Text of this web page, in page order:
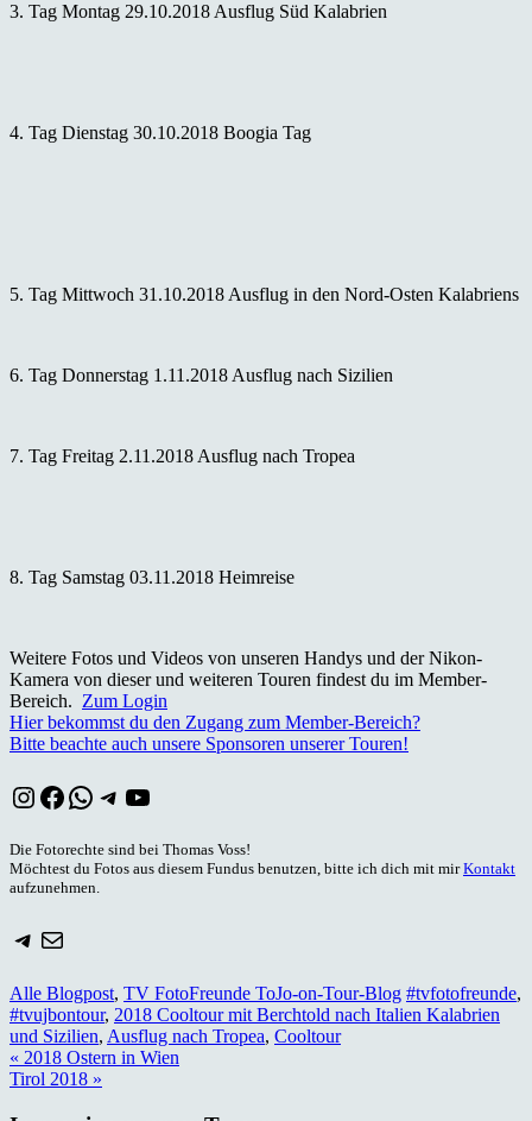
3. Tag Montag 29.10.2018 Ausflug Süd Kalabrien
4. Tag Dienstag 30.10.2018 Boogia Tag
5. Tag Mittwoch 31.10.2018 Ausflug in den Nord-Osten Kalabriens
6. Tag Donnerstag 1.11.2018 Ausflug nach Sizilien
7. Tag Freitag 2.11.2018 Ausflug nach Tropea
8. Tag Samstag 03.11.2018 Heimreise
Weitere Fotos und Videos von unseren Handys und der Nikon-
Kamera von dieser und weiteren Touren findest du im Member-
Bereich. Zum Login
Hier bekommst du den Zugang zum Member-Bereich?
Bitte beachte auch unsere Sponsoren unserer Touren!
Instagram
Facebook
WhatsApp
Telegram
YouTube
Die Fotorechte sind bei Thomas Voss!
Möchtest du Fotos aus diesem Fundus benutzen, bitte ich dich mit mirKontakt
aufzunehmen.
Telegram
E-Mail
Alle Blogpost, TV FotoFreunde ToJo-on-Tour-Blog #tvfotofreunde,
#tvujbontour, 2018 Cooltour mit Berchtold nach Italien Kalabrien
und Sizilien, Ausflug nach Tropea, Cooltour
Beitragsnavigation
« 2018 Ostern in Wien
Tirol 2018 »